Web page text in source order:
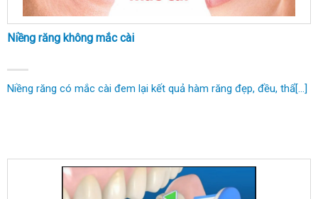
Niềng răng không mắc cài
Niềng răng có mắc cài đem lại kết quả hàm răng đẹp, đều, thẩ[...]